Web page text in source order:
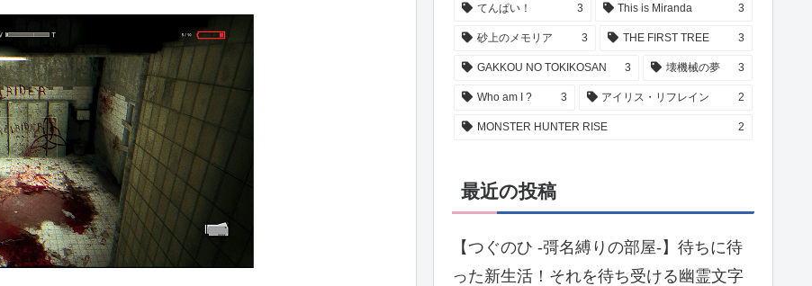
てんぱい！ 3 This is Miranda 3
砂上のメモリア 3 THE FIRST TREE 3
GAKKOU NO TOKIKOSAN 3 壊機械の夢 3
Who am I ? 3 アイリス・リフレイン 2
MONSTER HUNTER RISE 2
最近の投稿
【つぐのひ -彁名縛りの部屋-】待ちに待
った新生活！それを待ち受ける幽霊文字